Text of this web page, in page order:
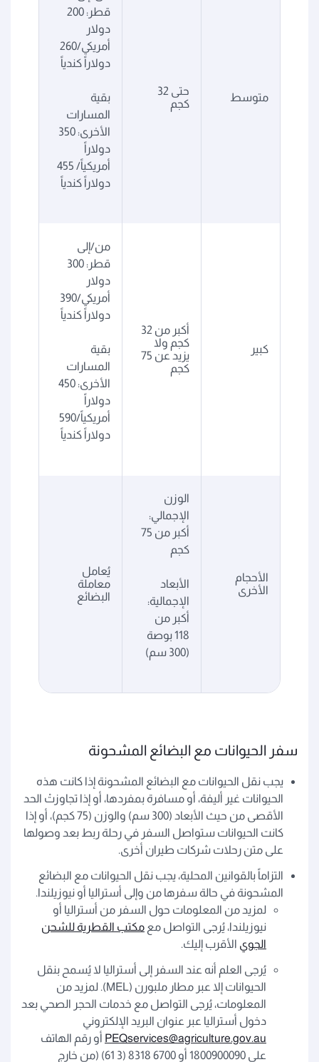
متوسط
حتى 32
كجم
قطر: 200
دولار
أمريكي/260
دولاراً كندياً
بقية
المسارات
الأخرى: 350
دولاراً
أمريكياً/ 455
دولاراً كندياً
كبير
أكبر من 32
كجم ولا
يزيد عن 75
كجم
من/إلى
قطر: 300
دولار
أمريكي/390
دولاراً كندياً
بقية
المسارات
الأخرى: 450
دولاراً
أمريكياً/590
دولاراً كندياً
الأحجام
الأخرى
الوزن
الإجمالي:
أكبر من 75
كجم
الأبعاد
الإجمالية:
أكبر من
118 بوصة
(300 سم)
يُعامل
معاملة
البضائع
سفر الحيوانات مع البضائع المشحونة
يجب نقل الحيوانات مع البضائع المشحونة إذا كانت هذه
الحيوانات غير أليفة، أو مسافرة بمفردها، أو إذا تجاوزتْ الحد
الأقصى من حيث الأبعاد (300 سم) والوزن (75 كجم)، أو إذا
كانت الحيوانات ستواصل السفر في رحلة ربط بعد وصولها
على متن رحلات شركات طيران أخرى.
التزاماً بالقوانين المحلية، يجب نقل الحيوانات مع البضائع
المشحونة في حالة سفرها من وإلى أستراليا أو نيوزيلندا.
لمزيد من المعلومات حول السفر من أستراليا أو
نيوزيلندا، يُرجى التواصل مع مكتب القطرية للشحن
الجوي الأقرب إليك.
يُرجى العلم أنه عند السفر إلى أستراليا لا يُسمح بنقل
الحيوانات إلا عبر مطار ملبورن (MEL). لمزيد من
المعلومات، يُرجى التواصل مع خدمات الحجر الصحي بعد
دخول أستراليا عبر عنوان البريد الإلكتروني
PEQservices@agriculture.gov.au أو رقم الهاتف
على 1800900090 أو 6700 8318 (3 61) (من خارج